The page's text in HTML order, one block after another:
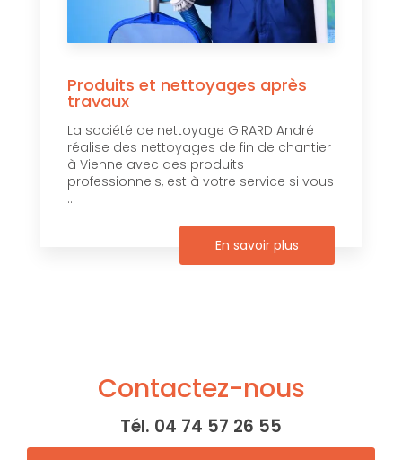
Produits et nettoyages après
travaux
La société de nettoyage GIRARD André
réalise des nettoyages de fin de chantier
à Vienne avec des produits
professionnels, est à votre service si vous
...
En savoir plus
Contactez-nous
Tél. 04 74 57 26 55